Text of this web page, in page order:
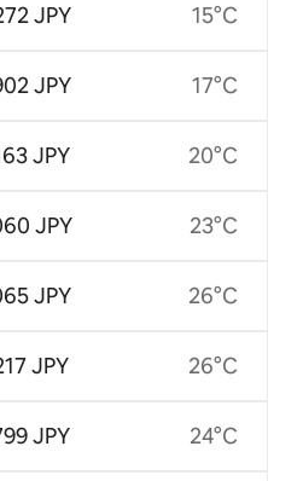
JPY
JPY
JPY
JPY
JPY
JPY
JPY
15°C
17°C
20°C
23°C
26°C
26°C
24°C